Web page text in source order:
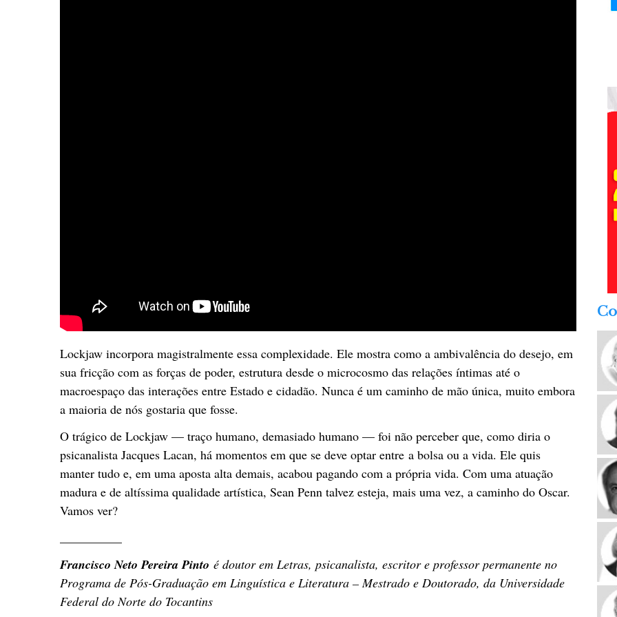
Lockjaw incorpora magistralmente essa complexidade. Ele mostra como a ambivalência do desejo, em
sua fricção com as forças de poder, estrutura desde o microcosmo das relações íntimas até o
macroespaço das interações entre Estado e cidadão. Nunca é um caminho de mão única, muito embora
a maioria de nós gostaria que fosse.
O trágico de Lockjaw — traço humano, demasiado humano — foi não perceber que, como diria o
psicanalista Jacques Lacan, há momentos em que se deve optar entre a bolsa ou a vida. Ele quis
manter tudo e, em uma aposta alta demais, acabou pagando com a própria vida. Com uma atuação
madura e de altíssima qualidade artística, Sean Penn talvez esteja, mais uma vez, a caminho do Oscar.
Vamos ver?
Francisco Neto Pereira Pinto é doutor em Letras, psicanalista, escritor e professor permanente no
Programa de Pós-Graduação em Linguística e Literatura – Mestrado e Doutorado, da Universidade
Federal do Norte do Tocantins